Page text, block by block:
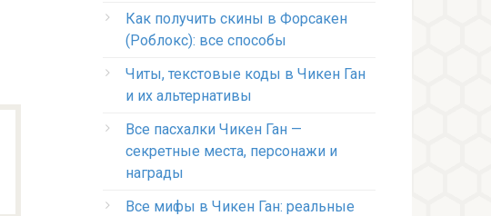
Как получить скины в Форсакен
(Роблокс): все способы
Читы, текстовые коды в Чикен Ган
и их альтернативы
Все пасхалки Чикен Ган —
секретные места, персонажи и
награды
Все мифы в Чикен Ган: реальные